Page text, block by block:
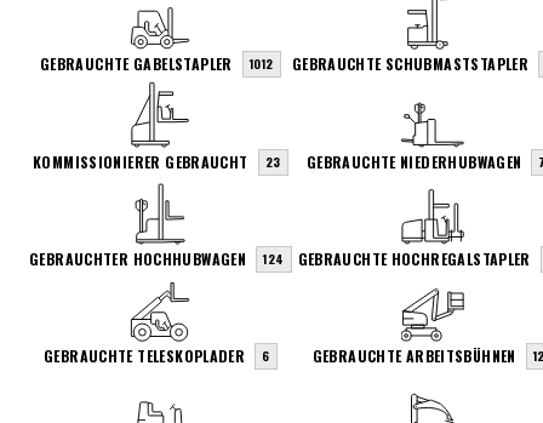
GEBRAUCHTE GABELSTAPLER 1012 GEBRAUCHTE SCHUBMASTSTAPLER
KOMMISSIONIERER GEBRAUCHT 23 GEBRAUCHTE NIEDERHUBWAGEN
GEBRAUCHTER HOCHHUBWAGEN 124 GEBRAUCHTE HOCHREGALSTAPLER
GEBRAUCHTE TELESKOPLADER 6 GEBRAUCHTE ARBEITSBÜHNEN